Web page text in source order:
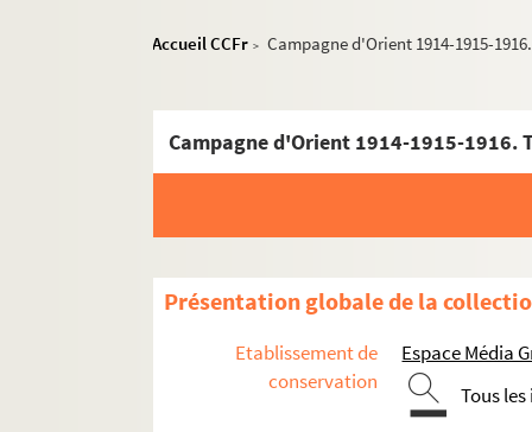
Accueil CCFr > Campagne d'Orient 1914-1915-
Campagne d'Orient 1914-1915-1916.
Présentation globale de la
Etablissement de
conservation
Espace Média
Tous
Constantinople : le grand
Vue d'Athènes prise d'aéropage
Salonique 1916 - Mosquée de la
Salonique 1916 - Rue turque
Salonique 1916 - Arc de